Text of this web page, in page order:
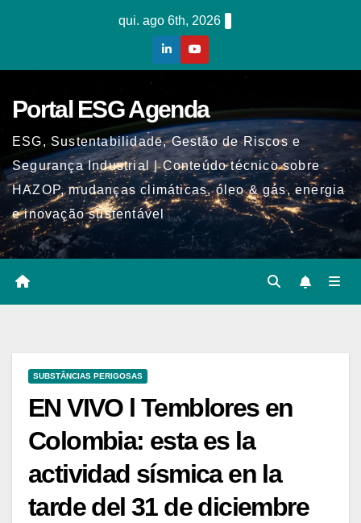
qui. ago 6th, 2026
Portal ESG Agenda
ESG, Sustentabilidade, Gestão de Riscos e
Segurança Industrial | Conteúdo técnico sobre
HAZOP, mudanças climáticas, óleo & gás, energia
e inovação sustentável
SUBSTÂNCIAS PERIGOSAS
EN VIVO l Temblores en
Colombia: esta es la
actividad sísmica en la
tarde del 31 de diciembre